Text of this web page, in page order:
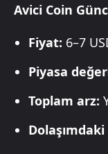
Avici Coin
Fiyat: 6–7
Piyasa
Toplam arz:
Dolaşımdaki